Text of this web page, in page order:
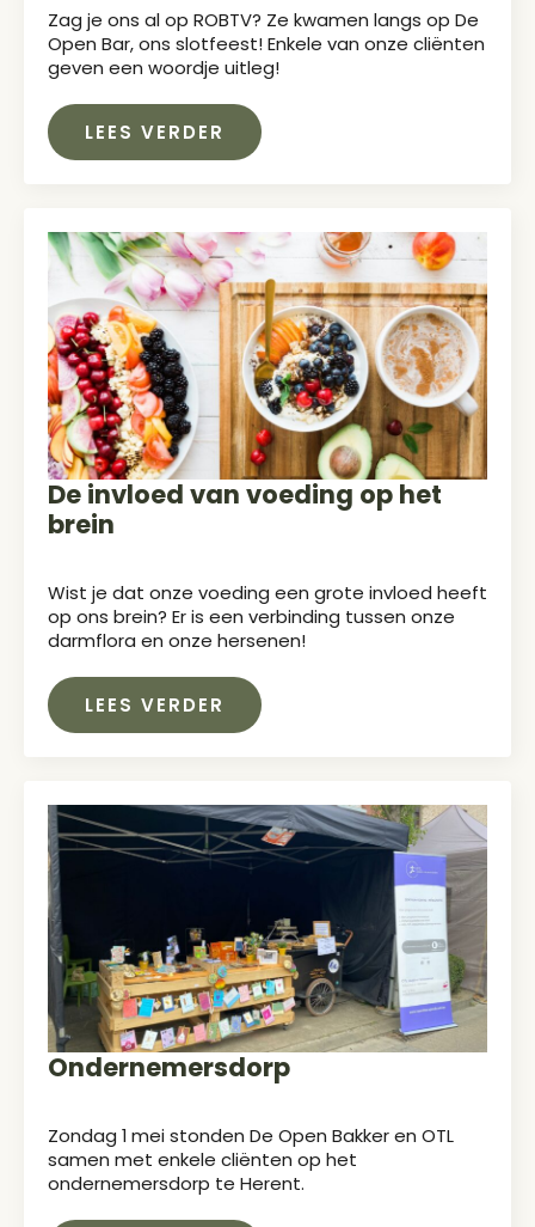
Zag je ons al op ROBTV? Ze kwamen langs op De
Open Bar, ons slotfeest! Enkele van onze cliënten
geven een woordje uitleg!
LEES VERDER
De invloed van voeding op het
brein
Wist je dat onze voeding een grote invloed heeft
op ons brein? Er is een verbinding tussen onze
darmflora en onze hersenen!
LEES VERDER
Ondernemersdorp
Zondag 1 mei stonden De Open Bakker en OTL
samen met enkele cliënten op het
ondernemersdorp te Herent.